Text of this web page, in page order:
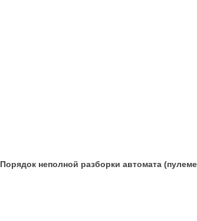
Порядок неполной разборки автомата